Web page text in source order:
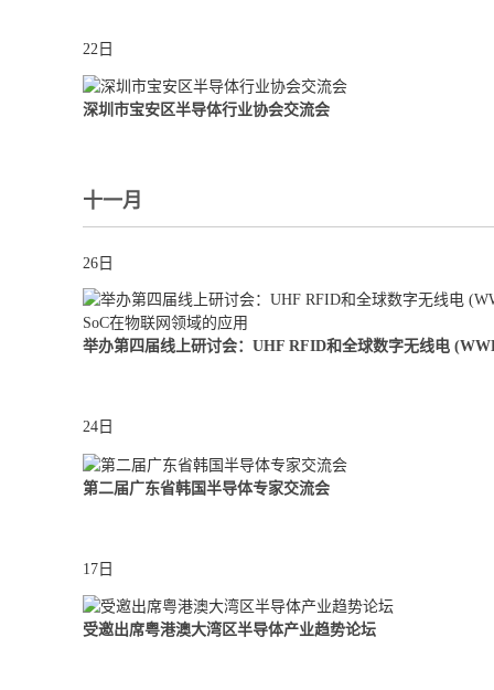
22日
深圳市宝安区半导体行业协会交流会
十一月
26日
24日
第二届广东省韩国半导体专家交流会
17日
受邀出席粤港澳大湾区半导体产业趋势论坛